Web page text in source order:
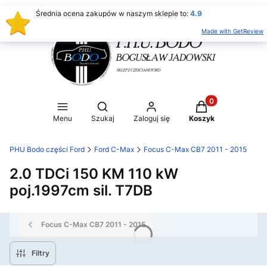
Menu
Otwórz wyszukiwarkę
Szukaj Zaloguj się
Produkty w
Koszyk
PHU Bodo części Ford Ford C-Max Focus C-Max CB7 2011 - 2015
2.0 TDCi 150 KM 110 kW
poj.1997cm sil. T7DB
Focus C-Max CB7 2011 - 2015
Filtry
Średnia ocena zakupów w naszym sklepie to: 4.9
Made with GetReview